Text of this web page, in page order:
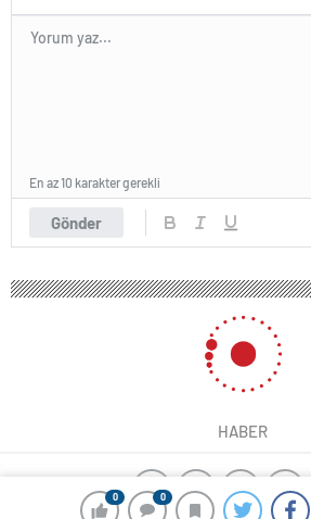
0 0
Gönder
En az 10 karakter gerekli
HABER